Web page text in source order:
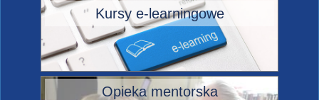
Kursy e-learningowe
Opieka mentorska